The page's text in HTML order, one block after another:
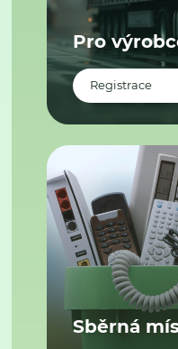
Pro
Registrace
Sběrná